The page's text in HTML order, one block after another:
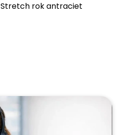
Stretch rok antraciet